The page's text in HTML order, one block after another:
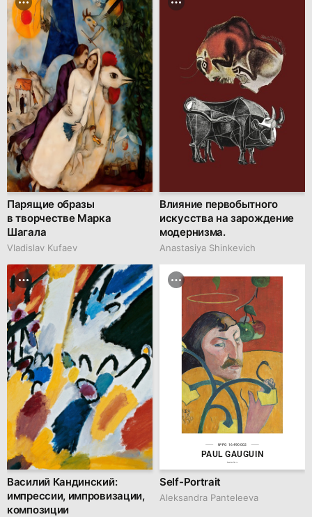
Парящие образы
в творчестве Марка
Шагала
Vladislav Kufaev
Влияние первобытного
искусства на зарождение
модернизма.
Anastasiya Shinkevich
Василий Кандинский:
импрессии, импровизации,
композиции
№PG 16490002
PAUL GAUGUIN
Self-Portrait
Aleksandra Panteleeva